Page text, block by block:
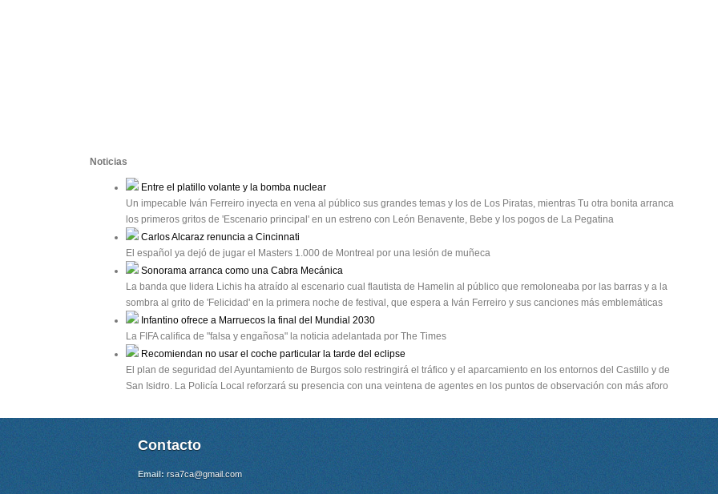
Noticias
Entre el platillo volante y la bomba nuclear
Un impecable Iván Ferreiro inyecta en vena al público sus grandes temas y los de Los Piratas, mientras Tu otra bonita arranca
los primeros gritos de 'Escenario principal' en un estreno con León Benavente, Bebe y los pogos de La Pegatina
Carlos Alcaraz renuncia a Cincinnati
El español ya dejó de jugar el Masters 1.000 de Montreal por una lesión de muñeca
Sonorama arranca como una Cabra Mecánica
La banda que lidera Lichis ha atraído al escenario cual flautista de Hamelin al público que remoloneaba por las barras y a la
sombra al grito de 'Felicidad' en la primera noche de festival, que espera a Iván Ferreiro y sus canciones más emblemáticas
Infantino ofrece a Marruecos la final del Mundial 2030
La FIFA califica de "falsa y engañosa" la noticia adelantada por The Times
Recomiendan no usar el coche particular la tarde del eclipse
El plan de seguridad del Ayuntamiento de Burgos solo restringirá el tráfico y el aparcamiento en los entornos del Castillo y de
San Isidro. La Policía Local reforzará su presencia con una veintena de agentes en los puntos de observación con más aforo
Contacto
Email: rsa7ca@gmail.com